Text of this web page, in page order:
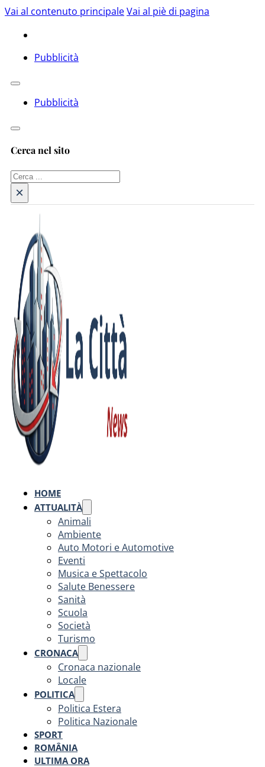
Vai al contenuto principaleVai al piè di pagina
Pubblicità
Pubblicità
Cerca nel sito
Cerca
×
HOME
ATTUALITÀ
Animali
Ambiente
Auto Motori e Automotive
Eventi
Musica e Spettacolo
Salute Benessere
Sanità
Scuola
Società
Turismo
CRONACA
Cronaca nazionale
Locale
POLITICA
Politica Estera
Politica Nazionale
SPORT
ROMÂNIA
ULTIMA ORA